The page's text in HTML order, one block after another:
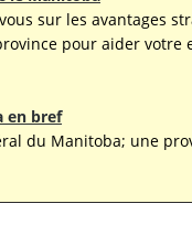
sur les avantages
pour aider votre
en bref
du Manitoba; une